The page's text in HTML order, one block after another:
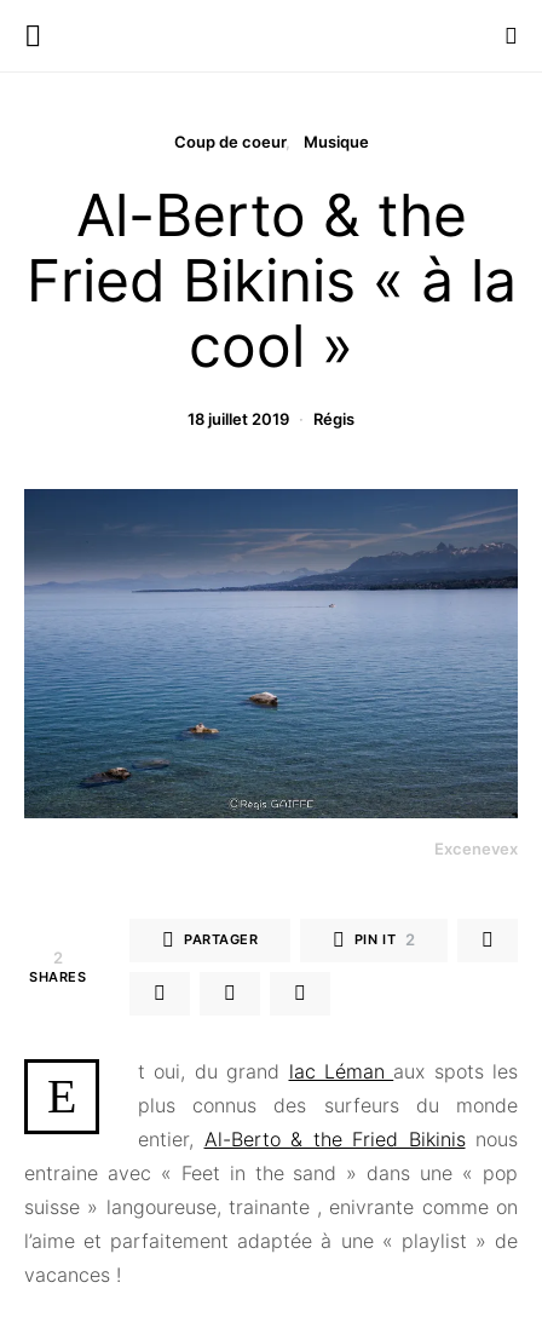
Coup de coeur Musique
Al-Berto & the
Fried Bikinis « à la
cool »
18 juillet 2019 Régis
Excenevex
2
SHARES
PARTAGER PIN IT 2
E t oui, du grand lac Léman aux spots les
plus connus des surfeurs du monde
entier, Al-Berto & the Fried Bikinisnous
entraine avec « Feet in the sand » dans une « pop
suisse » langoureuse, trainante , enivrante comme on
l’aime et parfaitement adaptée à une « playlist » de
vacances !